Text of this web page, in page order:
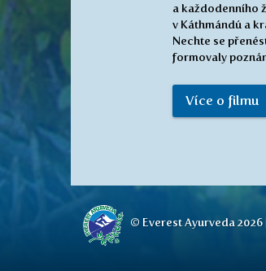
a každodenního
v Káthmándú a
Nechte se
formovaly
Více o filmu
© Everest Ayurveda 2026